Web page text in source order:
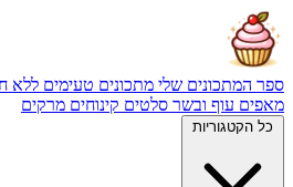
ספר המתכונים שלי מתכונים טעימים ללא
מאפים עוף ובשר סלטים קינוחים מרקים
כל הקטגוריות